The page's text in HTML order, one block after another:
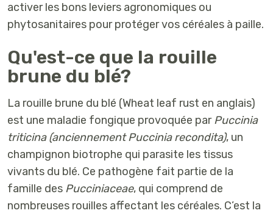
activer les bons leviers agronomiques ou
phytosanitaires pour protéger vos céréales à paille.
Qu'est-ce que la rouille
brune du blé?
La rouille brune du blé (Wheat leaf rust en anglais)
est une maladie fongique provoquée parPuccinia
triticina (anciennement Puccinia recondita), un
champignon biotrophe qui parasite les tissus
vivants du blé. Ce pathogène fait partie de la
famille des Pucciniaceae, qui comprend de
nombreuses rouilles affectant les céréales. C’est la